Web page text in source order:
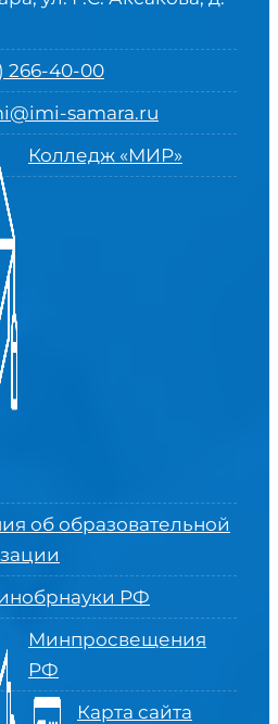
266-40-00
samara.ru
Колледж «МИР»
об образовательной
РФ
Минпросвещения
РФ
Карта сайта